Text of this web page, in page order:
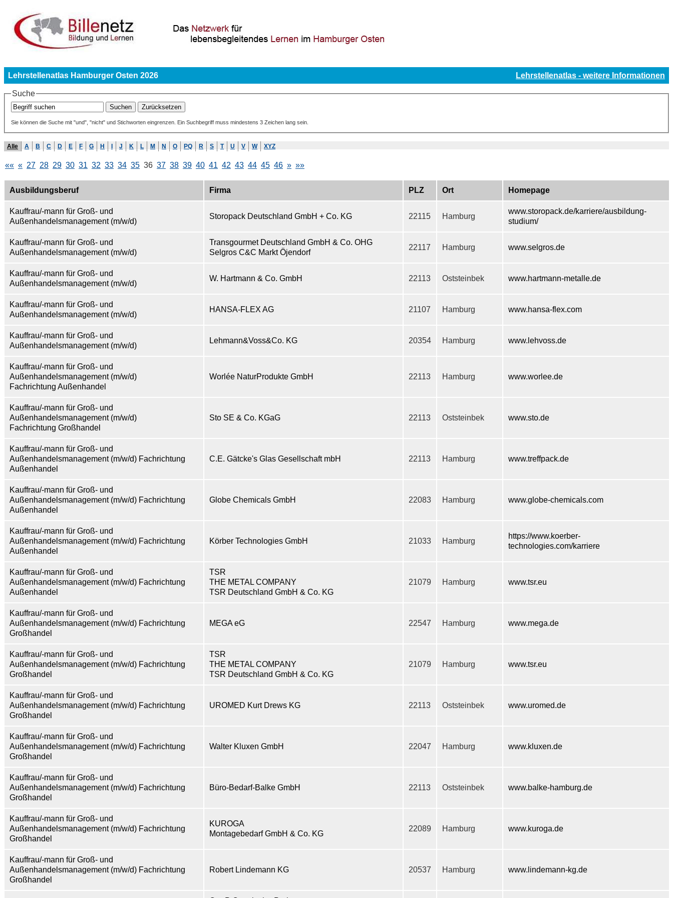
Lehrstellenatlas Hamburger Osten 2026 Lehrstellenatlas - weitere Informationen
Suche
Sie können die Suche mit "und", "nicht" und Stichworten eingrenzen. Ein Suchbegriff muss mindestens 3 Zeichen lang sein.
Alle A B C D E F G H J K L M N O PQ R S T U V W XYZ
«« « 27 28 29 30 31 32 33 34 35 36 37 38 39 40 41 42 43 44 45 46 » »»
Ausbildungsberuf Firma PLZ Ort Homepage
Kauffrau/-mann für Groß- und
Außenhandelsmanagement (m/w/d)
Storopack Deutschland GmbH + Co. KG 22115 Hamburg
www.storopack.de/karriere/ausbildung-
studium/
Kauffrau/-mann für Groß- und
Außenhandelsmanagement (m/w/d)
Transgourmet Deutschland GmbH & Co. OHG
Selgros C&C Markt Öjendorf
22117 Hamburg www.selgros.de
Kauffrau/-mann für Groß- und
Außenhandelsmanagement (m/w/d)
W. Hartmann & Co. GmbH 22113 Oststeinbek www.hartmann-metalle.de
Kauffrau/-mann für Groß- und
Außenhandelsmanagement (m/w/d)
HANSA-FLEX AG 21107 Hamburg www.hansa-flex.com
Kauffrau/-mann für Groß- und
Außenhandelsmanagement (m/w/d)
Lehmann&Voss&Co. KG 20354 Hamburg www.lehvoss.de
Kauffrau/-mann für Groß- und
Außenhandelsmanagement (m/w/d)
Fachrichtung Außenhandel
Worlée NaturProdukte GmbH 22113 Hamburg www.worlee.de
Kauffrau/-mann für Groß- und
Außenhandelsmanagement (m/w/d)
Fachrichtung Großhandel
Sto SE & Co. KGaG 22113 Oststeinbek www.sto.de
Kauffrau/-mann für Groß- und
Außenhandelsmanagement (m/w/d) Fachrichtung
Außenhandel
C.E. Gätcke's Glas Gesellschaft mbH 22113 Hamburg www.treffpack.de
Kauffrau/-mann für Groß- und
Außenhandelsmanagement (m/w/d) Fachrichtung
Außenhandel
Globe Chemicals GmbH 22083 Hamburg www.globe-chemicals.com
Kauffrau/-mann für Groß- und
Außenhandelsmanagement (m/w/d) Fachrichtung
Außenhandel
Körber Technologies GmbH 21033 Hamburg
https://www.koerber-
technologies.com/karriere
Kauffrau/-mann für Groß- und
Außenhandelsmanagement (m/w/d) Fachrichtung
Außenhandel
TSR
THE METAL COMPANY
TSR Deutschland GmbH & Co. KG
21079 Hamburg www.tsr.eu
Kauffrau/-mann für Groß- und
Außenhandelsmanagement (m/w/d) Fachrichtung
Großhandel
MEGA eG 22547 Hamburg www.mega.de
Kauffrau/-mann für Groß- und
Außenhandelsmanagement (m/w/d) Fachrichtung
Großhandel
TSR
THE METAL COMPANY
TSR Deutschland GmbH & Co. KG
21079 Hamburg www.tsr.eu
Kauffrau/-mann für Groß- und
Außenhandelsmanagement (m/w/d) Fachrichtung
Großhandel
UROMED Kurt Drews KG 22113 Oststeinbek www.uromed.de
Kauffrau/-mann für Groß- und
Außenhandelsmanagement (m/w/d) Fachrichtung
Großhandel
Walter Kluxen GmbH 22047 Hamburg www.kluxen.de
Kauffrau/-mann für Groß- und
Außenhandelsmanagement (m/w/d) Fachrichtung
Großhandel
Büro-Bedarf-Balke GmbH 22113 Oststeinbek www.balke-hamburg.de
Kauffrau/-mann für Groß- und
Außenhandelsmanagement (m/w/d) Fachrichtung
Großhandel
KUROGA
Montagebedarf GmbH & Co. KG
22089 Hamburg www.kuroga.de
Kauffrau/-mann für Groß- und
Außenhandelsmanagement (m/w/d) Fachrichtung
Großhandel
Robert Lindemann KG 20537 Hamburg www.lindemann-kg.de